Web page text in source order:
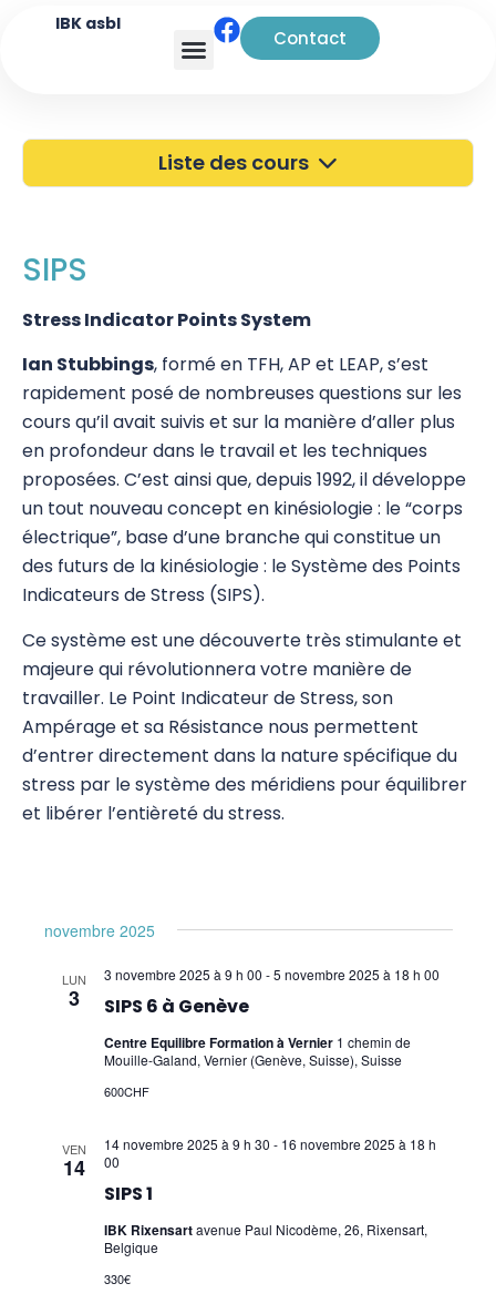
IBK asbl
Contact
Liste des cours
Portes Ouvertes
Découverte
Kinésiologie
Touch For Health
Wellness Kinesiology/Stress Release
SIPS
SIPS 2
SIPS BAP
SIPS Reflex
SIPS 3
SIPS Zero – Physical
SIPS 7
SIPS 8
SIPS 1-2 Training Workshop
SIPS The Gut – Brain Axis
Pratiques supervisées SIPS
Core Kinesiology
Corps Énergie
SIPS
Stress Indicator Points System
Ian Stubbings, formé en TFH, AP et LEAP, s’est
rapidement posé de nombreuses questions sur les
cours qu’il avait suivis et sur la manière d’aller plus
en profondeur dans le travail et les techniques
proposées. C’est ainsi que, depuis 1992, il développe
un tout nouveau concept en kinésiologie : le “corps
électrique”, base d’une branche qui constitue un
des futurs de la kinésiologie : le Système des Points
Indicateurs de Stress (SIPS).
Ce système est une découverte très stimulante et
majeure qui révolutionnera votre manière de
travailler. Le Point Indicateur de Stress, son
Ampérage et sa Résistance nous permettent
d’entrer directement dans la nature spécifique du
stress par le système des méridiens pour équilibrer
et libérer l’entièreté du stress.
novembre 2025
LUN
3 SIPS 6 à Genève
3 novembre 2025 à 9 h 00 -5 novembre 2025 à 18 h 00
Centre Equilibre Formation à Vernier 1 chemin de
Mouille-Galand, Vernier (Genève, Suisse), Suisse
600CHF
VEN
14
SIPS 1
14 novembre 2025 à 9 h 30 - 16 novembre 2025 à 18 h
00
IBK Rixensartavenue Paul Nicodème, 26, Rixensart,
Belgique
330€